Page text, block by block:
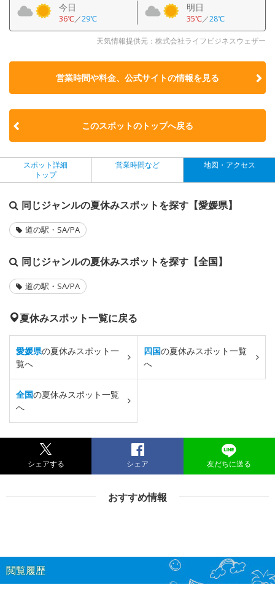
今日
36℃／29℃
明日
35℃／28℃
天気情報提供元：株式会社ライフビジネスウェザー
営業時間や料金、公式サイトの情報を見る
このスポットのトップへ戻る
スポット詳細
トップ
営業時間など 地図・アクセス
同じジャンルの夏休みスポットを探す【愛媛県】
道の駅・SA/PA
同じジャンルの夏休みスポットを探す【全国】
道の駅・SA/PA
夏休みスポット一覧に戻る
愛媛県の夏休みスポット一
覧へ
四国の夏休みスポット一覧
へ
全国の夏休みスポット一覧
へ
シェアする シェア 友だちに送る
おすすめ情報
閲覧履歴